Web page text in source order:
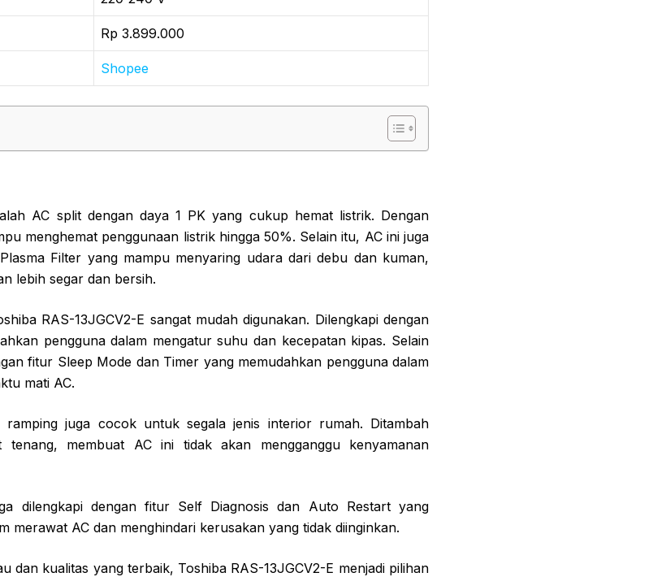
Rp 3.899.000
Shopee
AC split dengan daya 1 PK yang cukup hemat listrik. Dengan
menghemat penggunaan listrik hingga 50%. Selain itu, AC ini juga
Filter yang mampu menyaring udara dari debu dan kuman,
lebih segar dan bersih.
RAS-13JGCV2-E sangat mudah digunakan. Dilengkapi dengan
pengguna dalam mengatur suhu dan kecepatan kipas. Selain
fitur Sleep Mode dan Timer yang memudahkan pengguna dalam
mati AC.
ramping juga cocok untuk segala jenis interior rumah. Ditambah
tenang, membuat AC ini tidak akan mengganggu kenyamanan
dilengkapi dengan fitur Self Diagnosis dan Auto Restart yang
merawat AC dan menghindari kerusakan yang tidak diinginkan.
dan kualitas yang terbaik, Toshiba RAS-13JGCV2-E menjadi pilihan